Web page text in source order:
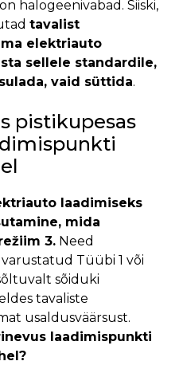
halogeenivabad. Siiski,
tavalist
elektriauto
sellele standardile,
vaid süttida.
pistikupesas
laadimiseks
mida
3. Need
Tüübi 1 või
sõiduki
tavaliste
usaldusväärsust.
laadimispunkti